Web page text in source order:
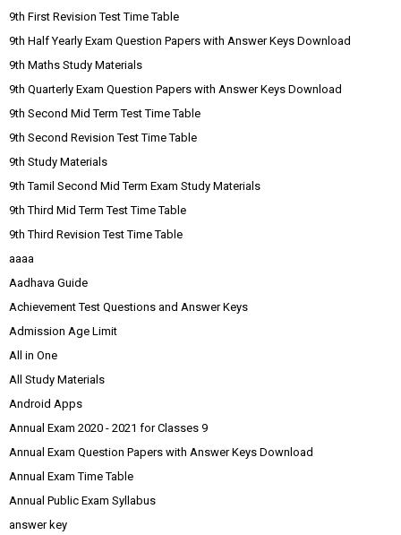
9th First Revision Test Time Table
9th Half Yearly Exam Question Papers with Answer Keys Download
9th Maths Study Materials
9th Quarterly Exam Question Papers with Answer Keys Download
9th Second Mid Term Test Time Table
9th Second Revision Test Time Table
9th Study Materials
9th Tamil Second Mid Term Exam Study Materials
9th Third Mid Term Test Time Table
9th Third Revision Test Time Table
aaaa
Aadhava Guide
Achievement Test Questions and Answer Keys
Admission Age Limit
All in One
All Study Materials
Android Apps
Annual Exam 2020 - 2021 for Classes 9
Annual Exam Question Papers with Answer Keys Download
Annual Exam Time Table
Annual Public Exam Syllabus
answer key